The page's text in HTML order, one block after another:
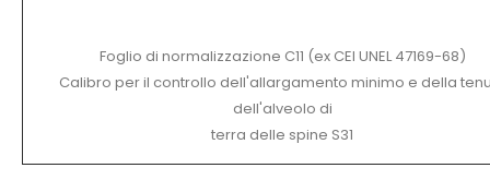
Foglio di normalizzazione C11 (ex CEI UNEL 47169-68)
Calibro per il controllo dell'allargamento minimo e della
dell'alveolo di
terra delle spine S31